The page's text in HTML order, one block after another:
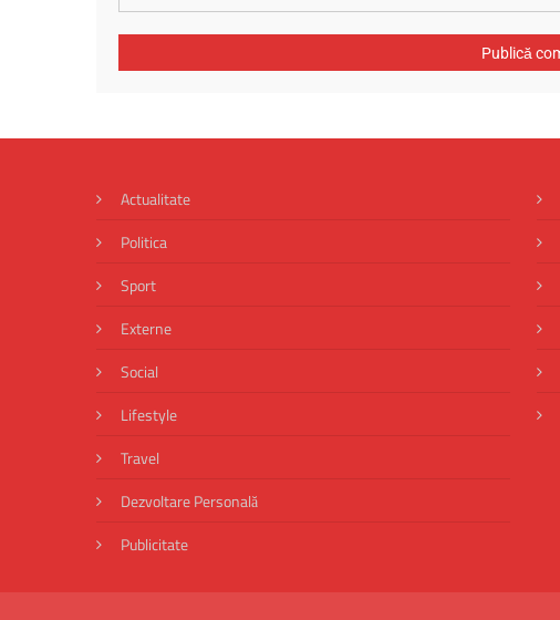
Actualitate
Politica
Sport
Externe
Social
Lifestyle
Travel
Dezvoltare Personală
Publicitate